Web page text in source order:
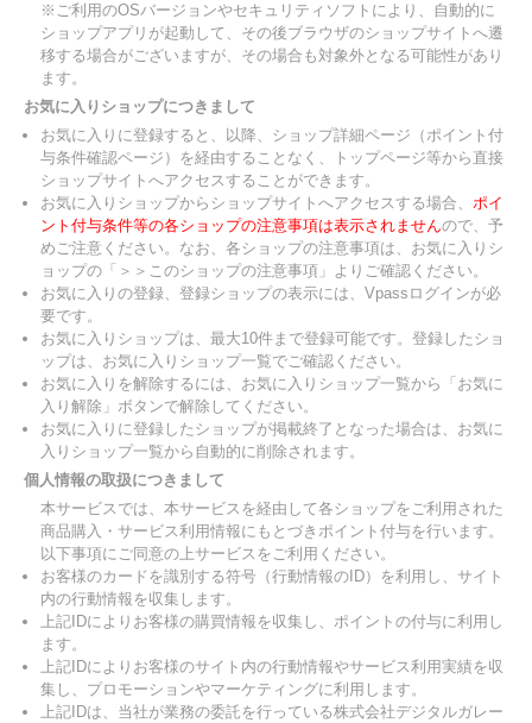
※ご利用のOSバージョンやセキュリティソフトにより、自動的に
ショップアプリが起動して、その後ブラウザのショップサイトへ遷
移する場合がございますが、その場合も対象外となる可能性があり
ます。
お気に入りショップにつきまして
お気に入りに登録すると、以降、ショップ詳細ページ（ポイント付
与条件確認ページ）を経由することなく、トップページ等から直接
ショップサイトへアクセスすることができます。
お気に入りショップからショップサイトへアクセスする場合、 ポイ
ント付与条件等の各ショップの注意事項は表示されませんので、予
めご注意ください。なお、各ショップの注意事項は、お気に入りシ
ョップの「＞＞このショップの注意事項」よりご確認ください。
お気に入りの登録、登録ショップの表示には、Vpassログインが必
要です。
お気に入りショップは、最大10件まで登録可能です。登録したショ
ップは、お気に入りショップ一覧でご確認ください。
お気に入りを解除するには、お気に入りショップ一覧から「お気に
入り解除」ボタンで解除してください。
お気に入りに登録したショップが掲載終了となった場合は、お気に
入りショップ一覧から自動的に削除されます。
個人情報の取扱につきまして
本サービスでは、本サービスを経由して各ショップをご利用された
商品購入・サービス利用情報にもとづきポイント付与を行います。
以下事項にご同意の上サービスをご利用ください。
お客様のカードを識別する符号（行動情報のID）を利用し、サイト
内の行動情報を収集します。
上記IDによりお客様の購買情報を収集し、ポイントの付与に利用し
ます。
上記IDによりお客様のサイト内の行動情報やサービス利用実績を収
集し、プロモーションやマーケティングに利用します。
上記IDは、当社が業務の委託を行っている株式会社デジタルガレー